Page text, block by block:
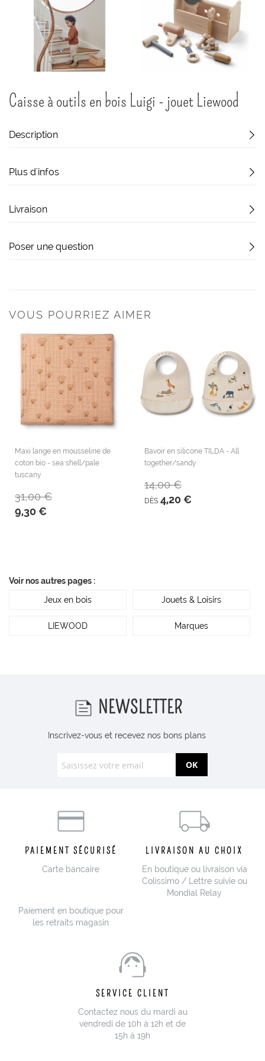
au
début
la
Caisse à outils en bois Luigi - jouet Liewood
Description
Plus d'infos
Livraison
Poser une question
VOUS POURRIEZ AIMER
Maxi lange en mousseline de
coton bio - sea shell/pale
tuscany
9,30 €
31,00 €
Bavoir en silicone TILDA - All
together/sandy
DÈS 4,20 €
14,00 €
Voir nos autres pages :
Jeux en bois
Jouets & Loisirs
LIEWOOD Marques
NEWSLETTER
Inscrivez-vous et recevez nos bons plans
OK
PAIEMENT SÉCURISÉ
Carte bancaire
Paiement en boutique pour
les retraits magasin
LIVRAISON AU CHOIX
En boutique ou livraison via
Colissimo / Lettre suivie ou
Mondial Relay
SERVICE CLIENT
Contactez nous du mardi au
vendredi de 10h à 12h et de
15h à 19h